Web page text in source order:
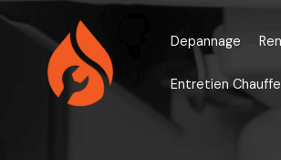
Aller
contenu
Depannage
Entretien Chauffe